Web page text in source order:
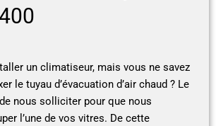
un climatiseur, mais vous ne savez
le tuyau d’évacuation d’air chaud ? Le
nous solliciter pour que nous
l’une de vos vitres. De cette